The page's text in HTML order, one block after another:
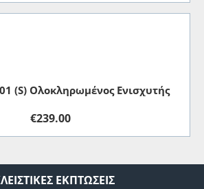
(S) Ολοκληρωμένος Ενισχυτής
€239.00
ΕΚΠΤΏΣΕΙΣ